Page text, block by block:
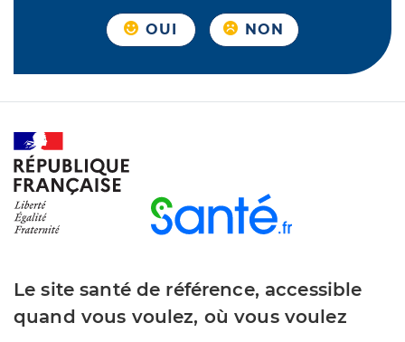
OUI NON
Le site santé de référence, accessible
quand vous voulez, où vous voulez